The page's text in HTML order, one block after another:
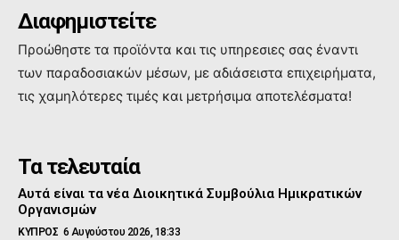
Διαφημιστείτε
Προώθηστε τα προϊόντα και τις υπηρεσιες σας έναντι
των παραδοσιακών μέσων, με αδιάσειστα επιχειρήματα,
τις χαμηλότερες τιμές και μετρήσιμα αποτελέσματα!
Τα τελευταία
Αυτά είναι τα νέα Διοικητικά Συμβούλια Ημικρατικών
Οργανισμών
ΚΥΠΡΟΣ 6 Αυγούστου 2026, 18:33